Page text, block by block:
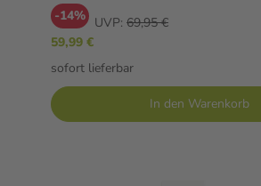
-14% UVP: 69,95 €
59,99 €
sofort lieferbar
In den Warenkorb